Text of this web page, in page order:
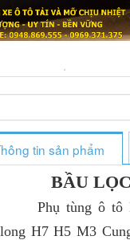
tin sản phẩm
BẦU
tùng ô tô Huyền
H7 H5 M3